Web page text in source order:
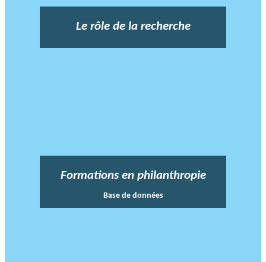
Le rôle de la recherche
Formations en philanthropie
Base de données